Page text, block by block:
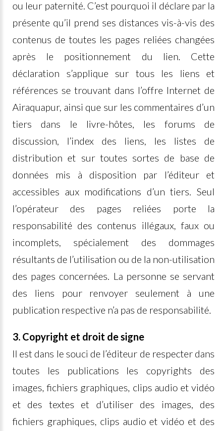
ou leur paternité. C’est pourquoi il déclare par la
présente qu’il prend ses distances vis-à-vis des
contenus de toutes les pages reliées changées
après le positionnement du lien. Cette
déclaration s’applique sur tous les liens et
références se trouvant dans l’offre Internet de
Airaquapur, ainsi que sur les commentaires d’un
tiers dans le livre-hôtes, les forums de
discussion, l’index des liens, les listes de
distribution et sur toutes sortes de base de
données mis à disposition par l’éditeur et
accessibles aux modifications d’un tiers. Seul
l’opérateur des pages reliées porte la
responsabilité des contenus illégaux, faux ou
incomplets, spécialement des dommages
résultants de l’utilisation ou de la non-utilisation
des pages concernées. La personne se servant
des liens pour renvoyer seulement à une
publication respective n’a pas de responsabilité.
3. Copyright et droit de signe
Il est dans le souci de l’éditeur de respecter dans
toutes les publications les copyrights des
images, fichiers graphiques, clips audio et vidéo
et des textes et d’utiliser des images, des
fichiers graphiques, clips audio et vidéo et des